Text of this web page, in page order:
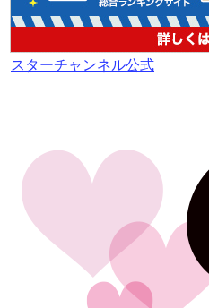
スターチャンネル公式